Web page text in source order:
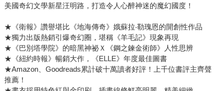
美國奇幻文學新星汪明路，打造令人心醉神迷的魔幻國度！
★《衛報》讚譽堪比《地海傳奇》娥蘇拉‧勒瑰恩的開創性作品
★獨力出版熱銷引爆奇幻圈，堪稱《羊毛記》現象再現
★《巴別塔學院》的暗黑神祕Ｘ《鋼之鍊金術師》人性思辨
★《紐約時報》暢銷大作，《ELLE》年度最佳圖書
★Amazon、Goodreads累計破十萬讀者好評！上千位書評主齊聲
推薦！